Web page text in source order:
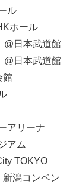
ル
ホール
@日本武道館
@日本武道館
館
アリーナ
アム
TOKYO
潟コンベン